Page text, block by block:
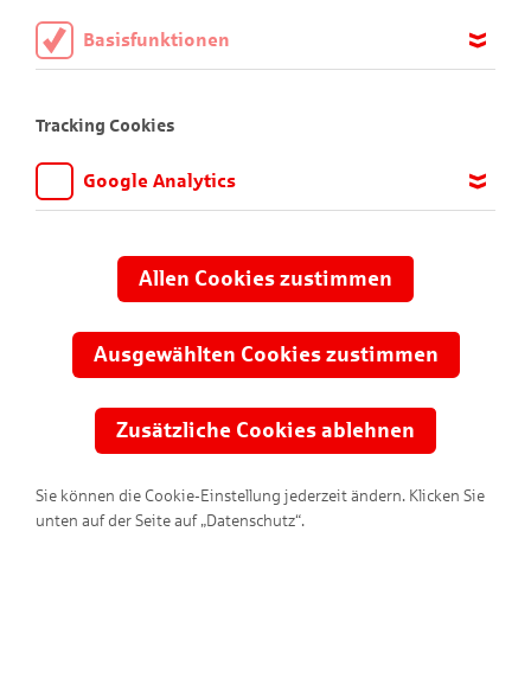
Herzlich willkommen!
Basisfunktionen
aktiviert sein.
Tracking Cookies
Google Analytics
anpassen und verbessern können. Aus diesem Grund nutzen wir
Google Analytics. Dieses Werkzeug erfasst die Seitenaufrufe zu
Übertragung anonymisiert.
Allen Cookies zustimmen
Ausgewählten Cookies zustimmen
Zusätzliche Cookies ablehnen
Sie können die Cookie-Einstellung jederzeit ändern. Klicken Sie
unten auf der Seite auf „Datenschutz“.